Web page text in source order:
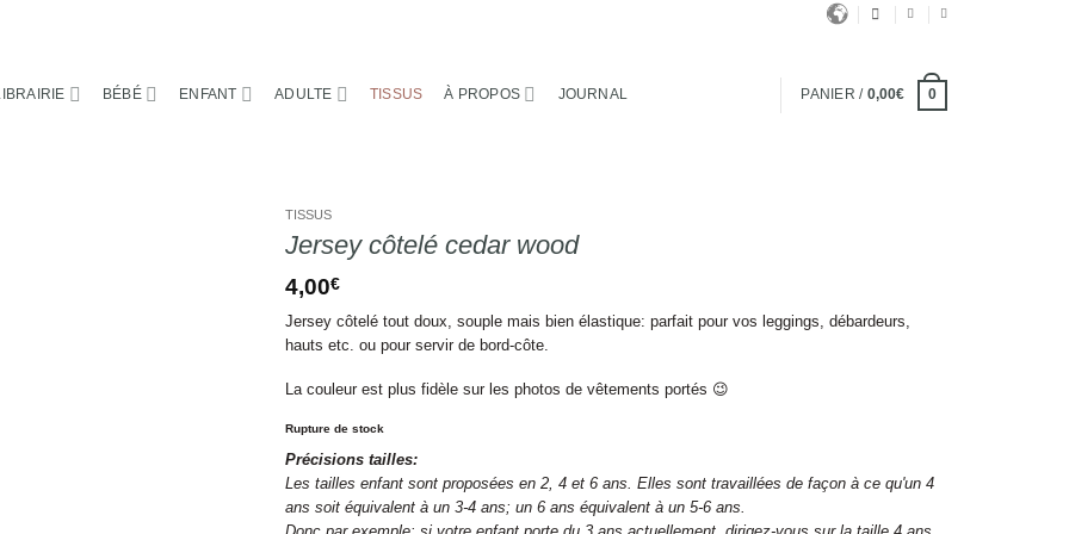
BÉBÉ ENFANT ADULTE TISSUS À PROPOS JOURNAL PANIER / 0,00€ 0
TISSUS
Jersey côtelé cedar wood
4,00€
Jersey côtelé tout doux, souple mais bien élastique: parfait pour vos leggings, débardeurs,
hauts etc. ou pour servir de bord-côte.
La couleur est plus fidèle sur les photos de vêtements portés 😉
Rupture de stock
Précisions tailles:
Les tailles enfant sont proposées en 2, 4 et 6 ans. Elles sont travaillées de façon à ce qu'un 4
ans soit équivalent à un 3-4 ans; un 6 ans équivalent à un 5-6 ans.